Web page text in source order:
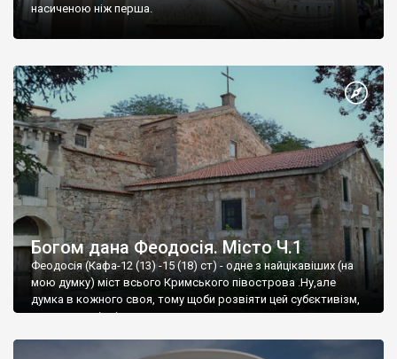
насиченою ніж перша.
Богом дана Феодосія. Місто Ч.1
Феодосія (Кафа-12 (13) -15 (18) ст) - одне з найцікавіших (на
мою думку) міст всього Кримського півострова .Ну,але
думка в кожного своя, тому щоби розвіяти цей субєктивізм,
запрошую відвідати це